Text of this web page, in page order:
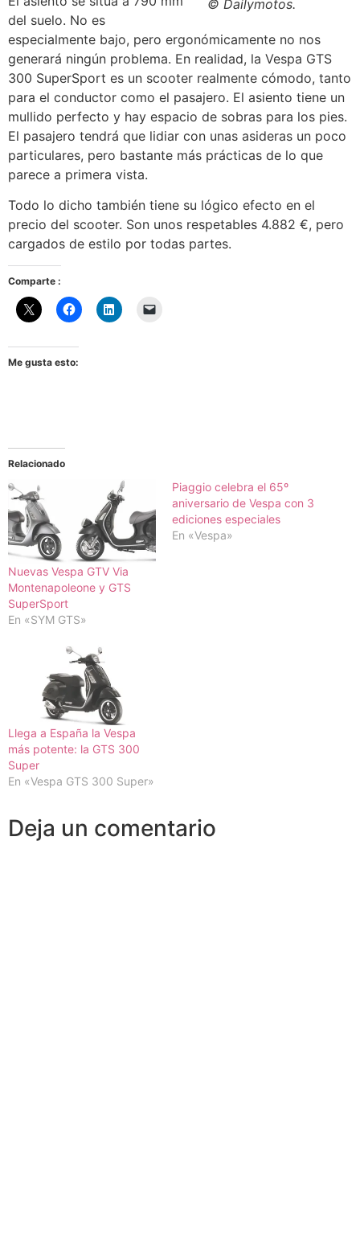
© Dailymotos.
del suelo. No es
especialmente bajo, pero ergonómicamente no nos
generará ningún problema. En realidad, la Vespa GTS
300 SuperSport es un scooter realmente cómodo, tanto
para el conductor como el pasajero. El asiento tiene un
mullido perfecto y hay espacio de sobras para los pies.
El pasajero tendrá que lidiar con unas asideras un poco
particulares, pero bastante más prácticas de lo que
parece a primera vista.
Todo lo dicho también tiene su lógico efecto en el
precio del scooter. Son unos respetables 4.882 €, pero
cargados de estilo por todas partes.
Comparte :
Me gusta esto:
Relacionado
Nuevas Vespa GTV Via
Montenapoleone y GTS
SuperSport
En «SYM GTS»
Piaggio celebra el 65º
aniversario de Vespa con 3
ediciones especiales
En «Vespa»
Llega a España la Vespa
más potente: la GTS 300
Super
En «Vespa GTS 300 Super»
Deja un comentario